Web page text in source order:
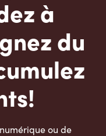
à
du
ou de